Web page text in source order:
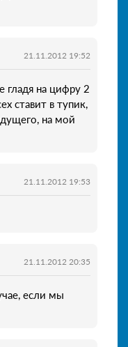
21.11.2012 19:52
гладя на цифру 2
ставит в тупик,
на мой
21.11.2012 19:53
21.11.2012 20:35
если мы